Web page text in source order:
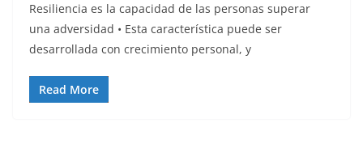
Resiliencia es la capacidad de las personas superar
una adversidad • Esta característica puede ser
desarrollada con crecimiento personal, y
Read More